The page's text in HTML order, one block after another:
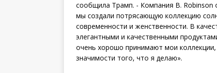
сообщила Трамп. - Компания B. Robinson
мы создали потрясающую коллекцию
современности и женственности. В
элегантными и качественными
очень хорошо принимают мои
значимости того, что я делаю».